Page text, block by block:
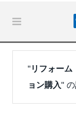
" リフォー
ョン購入"